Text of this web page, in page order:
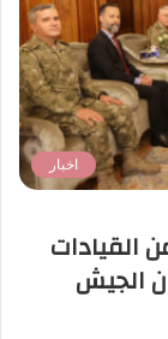
اخبار
القيادات
الجيش